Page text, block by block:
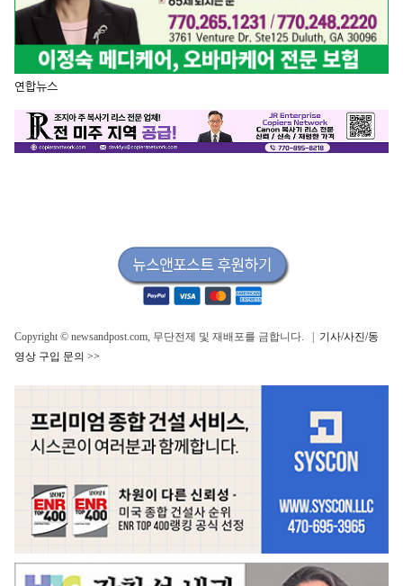
연합뉴스
Copyright © newsandpost.com, 무단전제 및 재배포를 금합니다. | 기사/사진/동
영상 구입 문의 >>